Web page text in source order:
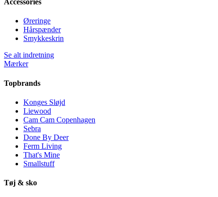
Accessories
Øreringe
Hårspænder
Smykkeskrin
Se alt indretning
Mærker
Topbrands
Konges Sløjd
Liewood
Cam Cam Copenhagen
Sebra
Done By Deer
Ferm Living
That's Mine
Smallstuff
Tøj & sko